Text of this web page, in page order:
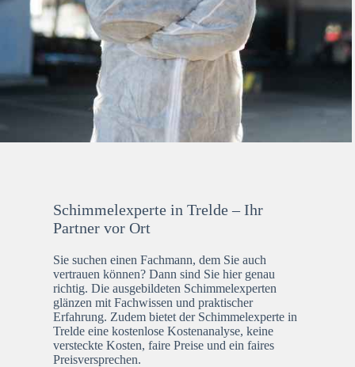
Schimmelexperte in Trelde – Ihr
Partner vor Ort
Sie suchen einen Fachmann, dem Sie auch
vertrauen können? Dann sind Sie hier genau
richtig. Die ausgebildeten Schimmelexperten
glänzen mit Fachwissen und praktischer
Erfahrung. Zudem bietet der Schimmelexperte in
Trelde eine kostenlose Kostenanalyse, keine
versteckte Kosten, faire Preise und ein faires
Preisversprechen.